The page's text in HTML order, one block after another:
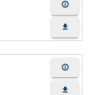
info_outline
file_download
info_outline
file_download